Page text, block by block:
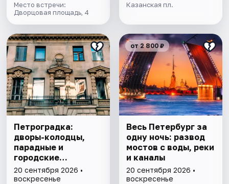
Место встречи:
Дворцовая площадь, 4
Казанская пл.
Петроградка:
дворы-колодцы,
парадные и
городские
редкости
20 сентября 2026 •
воскресенье
от 2 800 ₽
Весь Петербург за
одну ночь: развод
мостов с воды, реки
и каналы
20 сентября 2026 •
воскресенье